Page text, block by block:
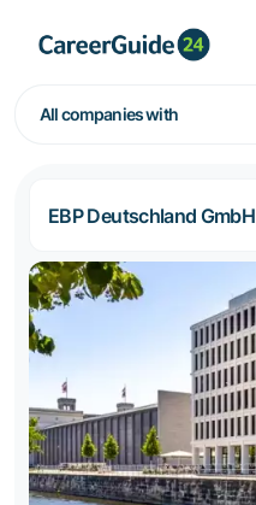
All companies with
EBP Deutschland GmbH